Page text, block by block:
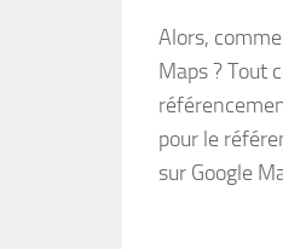
Alors,
Maps ? Tout
pour le
sur Google